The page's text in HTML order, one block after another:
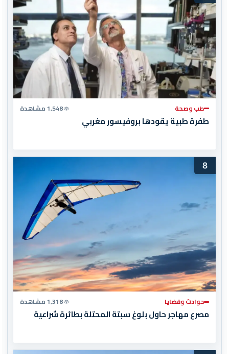
طب وصحة 1,548 مشاهدة
طفرة طبية يقودها بروفيسور مغربي
8
حوادث وقضايا 1,318 مشاهدة
مصرع مهاجر حاول بلوغ سبتة المحتلة بطائرة شراعية